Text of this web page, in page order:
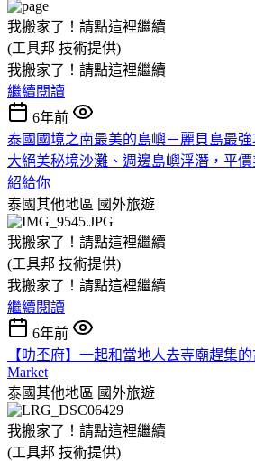
我搬家了！請點這裡繼續
(工具邦 技術提供)
我搬家了！請點這裡繼續
繼續閱讀
6年前
泰國國境之南最美的島嶼－麗貝島最
大絕美秘境沙灘、週邊島嶼浮潛，平
紹給你
泰國其他地區 國外旅遊
我搬家了！請點這裡繼續
(工具邦 技術提供)
我搬家了！請點這裡繼續
繼續閱讀
6年前
【叻丕府】一起和當地人去寺廟趕集
Market
泰國其他地區 國外旅遊
我搬家了！請點這裡繼續
(工具邦 技術提供)